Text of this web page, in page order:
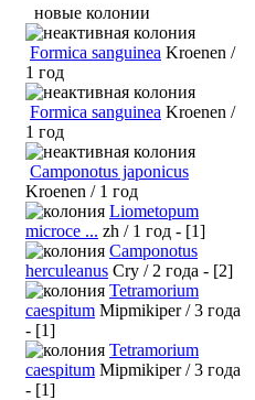
новые колонии
Formica sanguinea Kroenen /
1 год
Formica sanguinea Kroenen /
1 год
Camponotus japonicus
Kroenen / 1 год
Liometopum
microce ... zh / 1 год - [1]
Camponotus
herculeanus Cry / 2 года - [2]
Tetramorium
caespitum Mipmikiper / 3 года
- [1]
Tetramorium
caespitum Mipmikiper / 3 года
- [1]